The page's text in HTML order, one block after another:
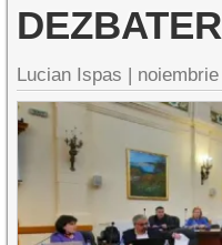
Lucian Ispas |